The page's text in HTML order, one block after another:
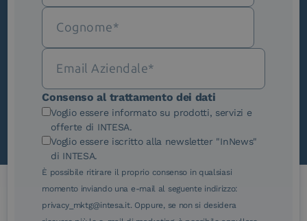
Iscriviti alla newsletter
Novità, iniziative ed eventi dal mondo della
trasformazione digitale.
Scopri InNews
Le nostre certificazioni
Consenso al trattamento dei dati
Voglio essere informato su prodotti, servizi e
offerte di INTESA.
Voglio essere iscritto alla newsletter "InNews"
di INTESA.
È possibile ritirare il proprio consenso in qualsiasi
momento inviando una e-mail al seguente indirizzo:
privacy_mktg@intesa.it. Oppure, se non si desidera